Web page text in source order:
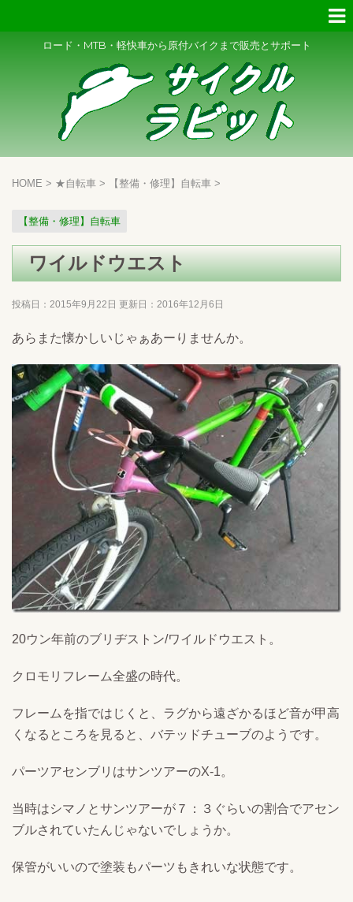
ロード・MTB・軽快車から原付バイクまで販売とサポート
HOME > ★自転車 > 【整備・修理】自転車 >
【整備・修理】自転車
ワイルドウエスト
投稿日：2015年9月22日 更新日： 2016年12月6日
あらまた懐かしいじゃぁあーりませんか。
20ウン年前のブリヂストン/ワイルドウエスト。
クロモリフレーム全盛の時代。
フレームを指ではじくと、ラグから遠ざかるほど音が甲高
くなるところを見ると、バテッドチューブのようです。
パーツアセンブリはサンツアーのX-1。
当時はシマノとサンツアーが７：３ぐらいの割合でアセン
ブルされていたんじゃないでしょうか。
保管がいいので塗装もパーツもきれいな状態です。